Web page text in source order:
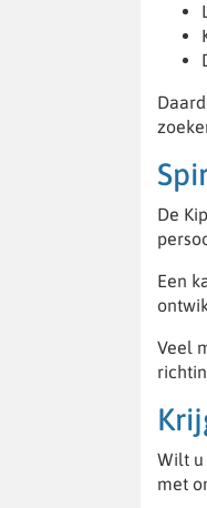
De
Een
Veel
Wilt u
met